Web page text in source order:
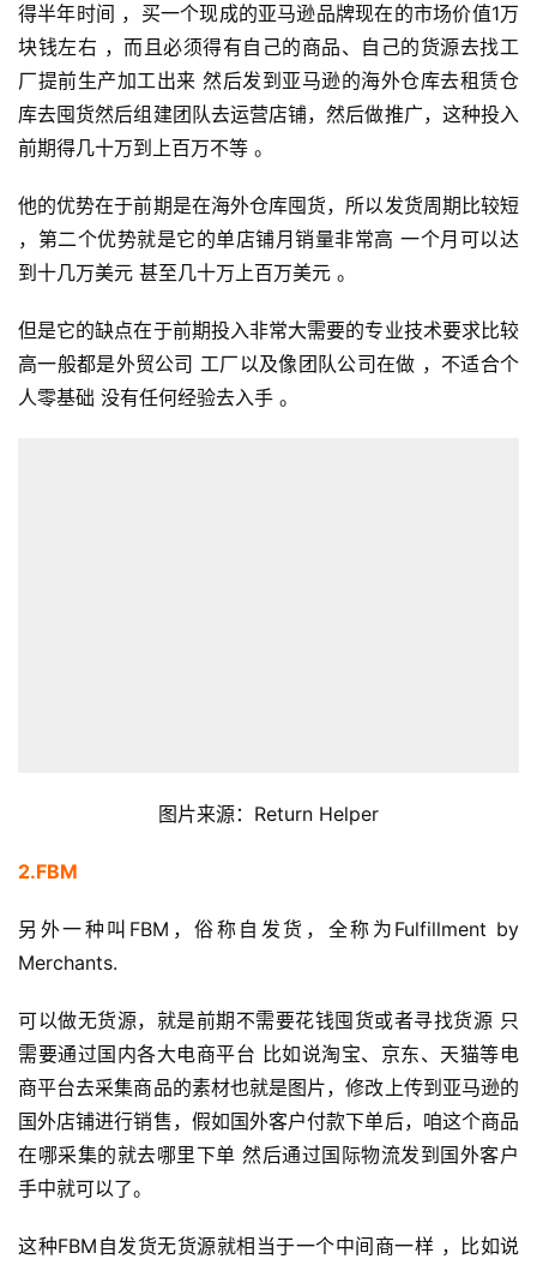
得半年时间 ，买一个现成的亚马逊品牌现在的市场价值1万
块钱左右 ，而且必须得有自己的商品、自己的货源去找工
厂提前生产加工出来 然后发到亚马逊的海外仓库去租赁仓
库去囤货然后组建团队去运营店铺，然后做推广，这种投入
前期得几十万到上百万不等 。
他的优势在于前期是在海外仓库囤货，所以发货周期比较短
，第二个优势就是它的单店铺月销量非常高 一个月可以达
到十几万美元 甚至几十万上百万美元 。
但是它的缺点在于前期投入非常大需要的专业技术要求比较
高一般都是外贸公司 工厂以及像团队公司在做 ，不适合个
人零基础 没有任何经验去入手 。
图片来源：Return Helper
2.FBM
另外一种叫FBM，俗称自发货，全称为Fulfillment by
Merchants.
可以做无货源，就是前期不需要花钱囤货或者寻找货源 只
需要通过国内各大电商平台 比如说淘宝、京东、天猫等电
商平台去采集商品的素材也就是图片，修改上传到亚马逊的
国外店铺进行销售，假如国外客户付款下单后，咱这个商品
在哪采集的就去哪里下单 然后通过国际物流发到国外客户
手中就可以了。
这种FBM自发货无货源就相当于一个中间商一样 ，比如说